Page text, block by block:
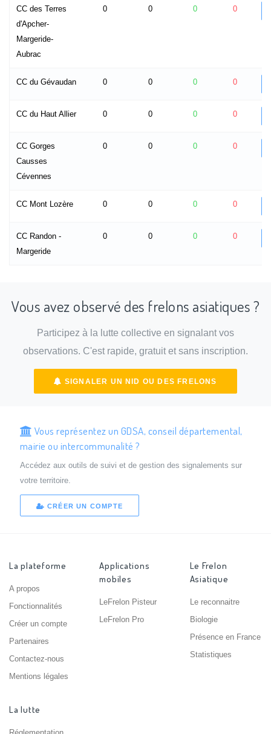
CC des Terres
d'Apcher-
Margeride-
Aubrac
0 0 0 0
CC du Gévaudan 0 0 0 0
CC du Haut Allier 0 0 0 0
CC Gorges
Causses
Cévennes
0 0 0 0
CC Mont Lozère 0 0 0 0
CC Randon -
Margeride
0 0 0 0
Vous avez observé des frelons asiatiques ?
Participez à la lutte collective en signalant vos
observations. C'est rapide, gratuit et sans inscription.
SIGNALER UN NID OU DES FRELONS
Vous représentez un GDSA, conseil départemental,
mairie ou intercommunalité ?
Accédez aux outils de suivi et de gestion des signalements sur
votre territoire.
CRÉER UN COMPTE
La plateforme
A propos
Fonctionnalités
Créer un compte
Partenaires
Contactez-nous
Mentions légales
Applications
mobiles
LeFrelon Pisteur
LeFrelon Pro
Le Frelon
Asiatique
Le reconnaitre
Biologie
Présence en France
Statistiques
La lutte